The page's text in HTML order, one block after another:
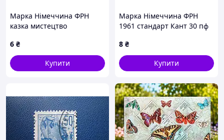
Марка Німеччина ФРН
казка мистецтво
6 ₴
Купити
Марка Німеччина ФРН
1961 стандарт Кант 30 пф
8 ₴
Купити